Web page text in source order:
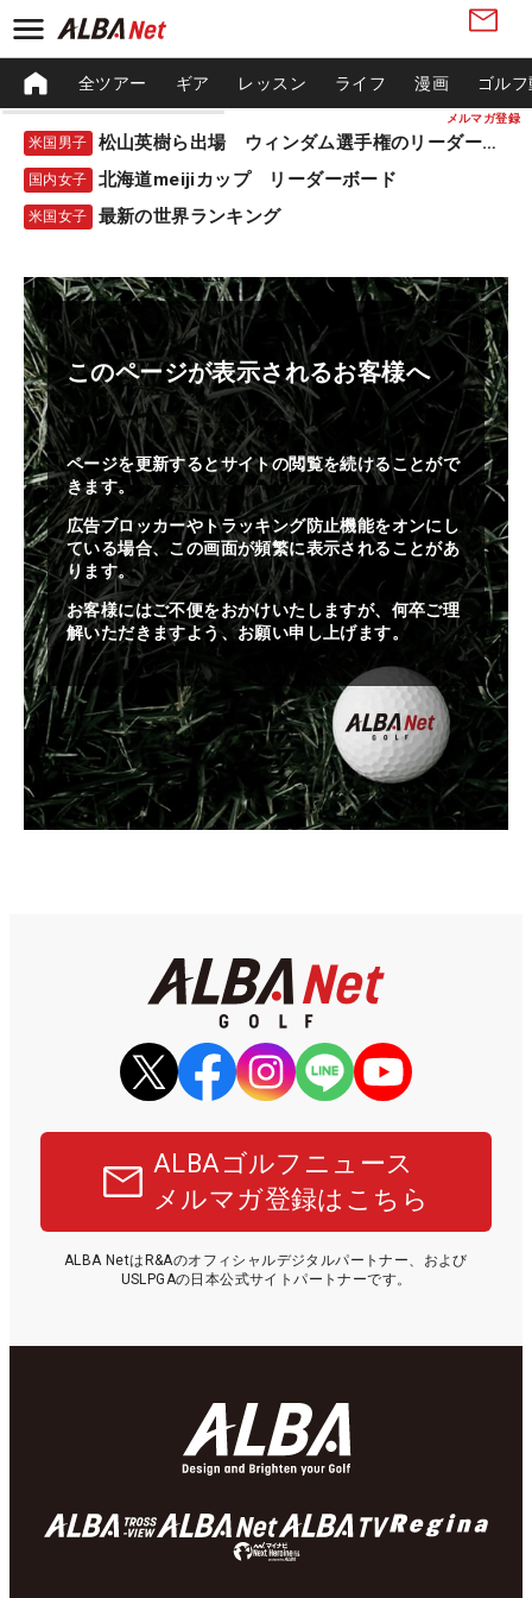
メルマガ登録
全ツアー ギア レッスン ライフ 漫画 ゴル
米国男子 松山英樹ら出場 ウィンダム選手権のリーダーボード
国内女子 北海道meijiカップ リーダーボード
米国女子 最新の世界ランキング
このページが表示されるお客様へ
ページを更新するとサイトの閲覧を続けることがで
きます。
広告ブロッカーやトラッキング防止機能をオンにし
ている場合、この画面が頻繁に表示されることがあ
ります。
お客様にはご不便をおかけいたしますが、何卒ご理
解いただきますよう、お願い申し上げます。
ALBAゴルフニュース
メルマガ登録はこちら
ALBA NetはR&Aのオフィシャルデジタルパートナー、および
USLPGAの日本公式サイトパートナーです。